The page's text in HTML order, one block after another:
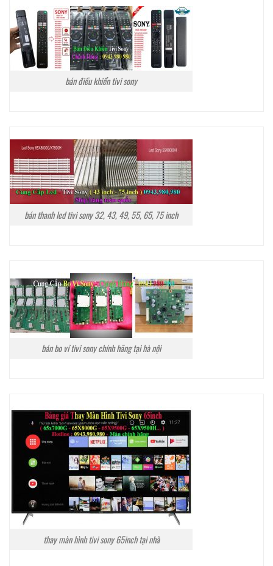
bán điều khiển tivi sony
bán thanh led tivi sony 32, 43, 49, 55, 65, 75 inch
bán bo vỉ tivi sony chính hãng tại hà nội
thay màn hình tivi sony 65inch tại nhà